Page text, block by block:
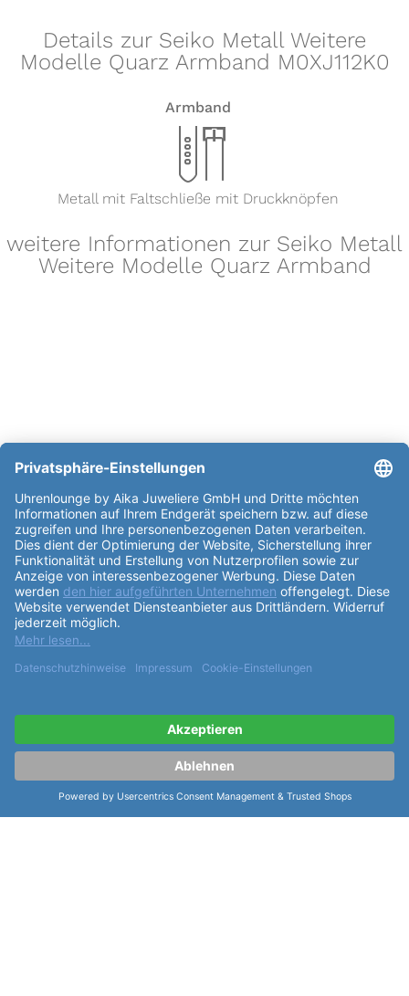
Details zur Seiko Metall Weitere
Modelle Quarz Armband M0XJ112K0
Armband
x
Metall mit Faltschließe mit Druckknöpfen
weitere Informationen zur Seiko Metall
Weitere Modelle Quarz Armband
ähnliche Artikel der Serie Seiko Metall
Weitere Modelle Quarz Armband